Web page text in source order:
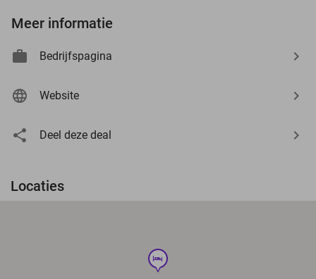
Meer informatie
Bedrijfspagina
Website
Deel deze deal
Locaties
hotel